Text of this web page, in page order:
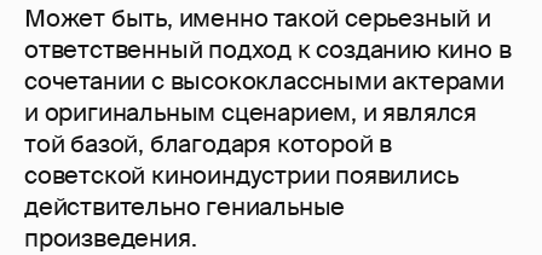
Может быть, именно такой серьезный и
ответственный подход к созданию кино в
сочетании с высококлассными актерами
и оригинальным сценарием, и являлся
той базой, благодаря которой в
советской киноиндустрии появились
действительно гениальные
произведения.